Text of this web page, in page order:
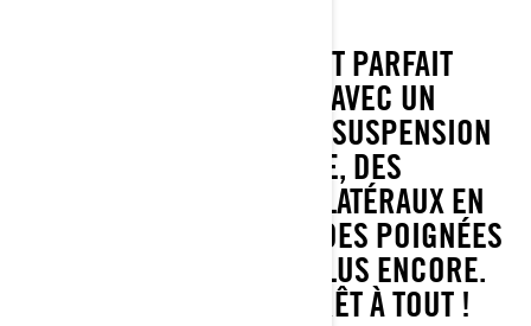
LE CAN-AM CANYON XT EST PARFAIT
POUR DEUX PERSONNES, AVEC UN
DOSSIER PASSAGER, UNE SUSPENSION
ARRIÈRE AUTO-NIVELANTE, DES
COFFRES SUPÉRIEUR ET LATÉRAUX EN
ALUMINIUM AMOVIBLES, DES POIGNÉES
CHAUFFANTES, ET BIEN PLUS ENCORE.
AVEC LE XT, VOUS ÊTES PRÊT À TOUT !